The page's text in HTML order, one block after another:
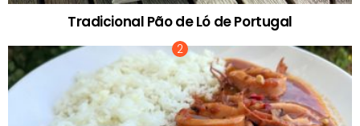
Tradicional Pão de Ló de Portugal